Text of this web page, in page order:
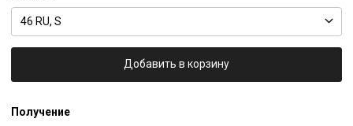
46 RU, S
Добавить в корзину
Получение